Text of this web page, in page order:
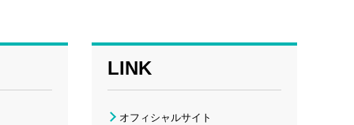
LINK
オフィシャルサイト